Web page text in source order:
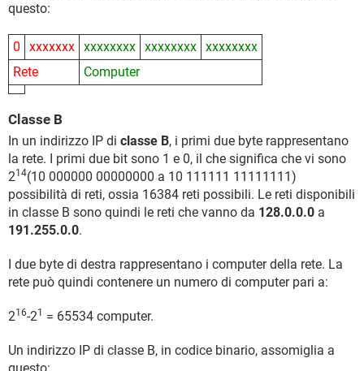
questo:
0 xxxxxxx xxxxxxxx xxxxxxxx xxxxxxxx
Rete
Computer
Classe B
In un indirizzo IP di classe B, i primi due byte rappresentano
la rete. I primi due bit sono 1 e 0, il che significa che vi sono
214(10 000000 00000000 a 10 111111 11111111)
possibilità di reti, ossia 16384 reti possibili. Le reti disponibili
in classe B sono quindi le reti che vanno da 128.0.0.0 a
191.255.0.0.
I due byte di destra rappresentano i computer della rete. La
rete può quindi contenere un numero di computer pari a:
216-21 = 65534 computer.
Un indirizzo IP di classe B, in codice binario, assomiglia a